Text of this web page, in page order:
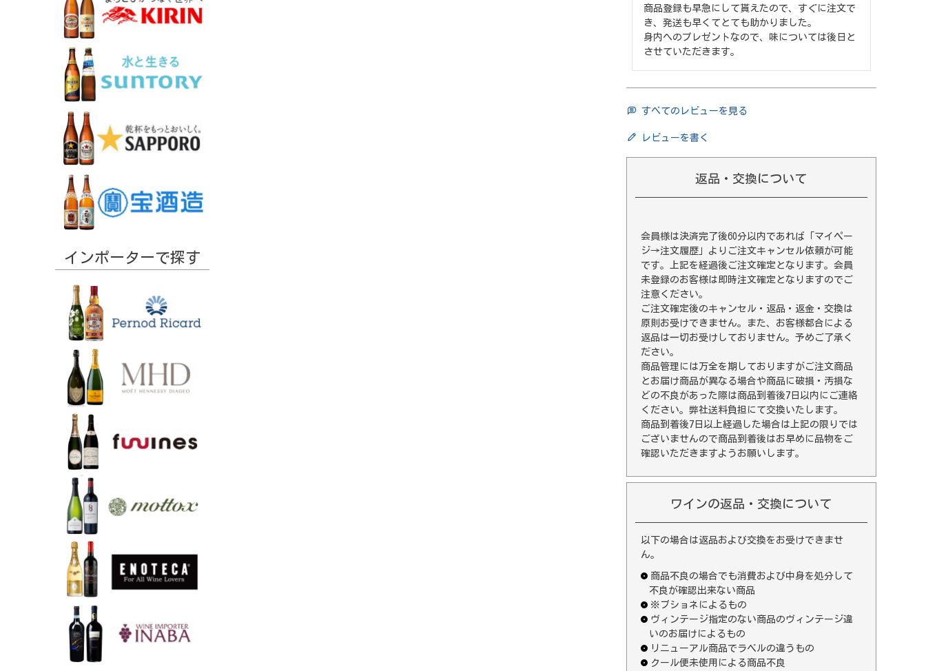
インポーターで探す
商品登録も早急にして貰えたので、すぐに注文で
き、発送も早くてとても助かりました。
身内へのプレゼントなので、味については後日と
させていただきます。
すべてのレビューを見る
レビューを書く
返品・交換について
会員様は決済完了後60分以内であれば 「マイペー
ジ→注文履歴」 よりご注文キャンセル依頼が可能
です。上記を経過後ご注文確定となります。会員
未登録のお客様は即時注文確定となりますのでご
注意ください。
ご注文確定後のキャンセル・返品・返金・交換は
原則お受けできません。また、お客様都合による
返品は一切お受けしておりません。予めご了承く
ださい。
商品管理には万全を期しておりますがご注文商品
とお届け商品が異なる場合や商品に破損・汚損な
どの不良があった際は商品到着後7日以内にご連絡
ください。弊社送料負担にて交換いたします。
商品到着後7日以上経過した場合は上記の限りでは
ございませんので商品到着後はお早めに品物をご
確認いただきますようお願いします。
ワインの返品・交換について
以下の場合は返品および交換をお受けできませ
ん。
商品不良の場合でも消費および中身を処分して
不良が確認出来ない商品
※ブショネによるもの
ヴィンテージ指定のない商品のヴィンテージ違
いのお届けによるもの
リニューアル商品でラベルの違うもの
クール便未使用による商品不良